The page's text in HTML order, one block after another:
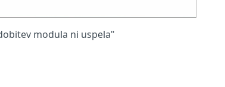
modula ni uspela"